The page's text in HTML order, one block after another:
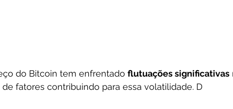
do Bitcoin tem enfrentado flutuações significativas
de fatores contribuindo para essa volatilidade. D